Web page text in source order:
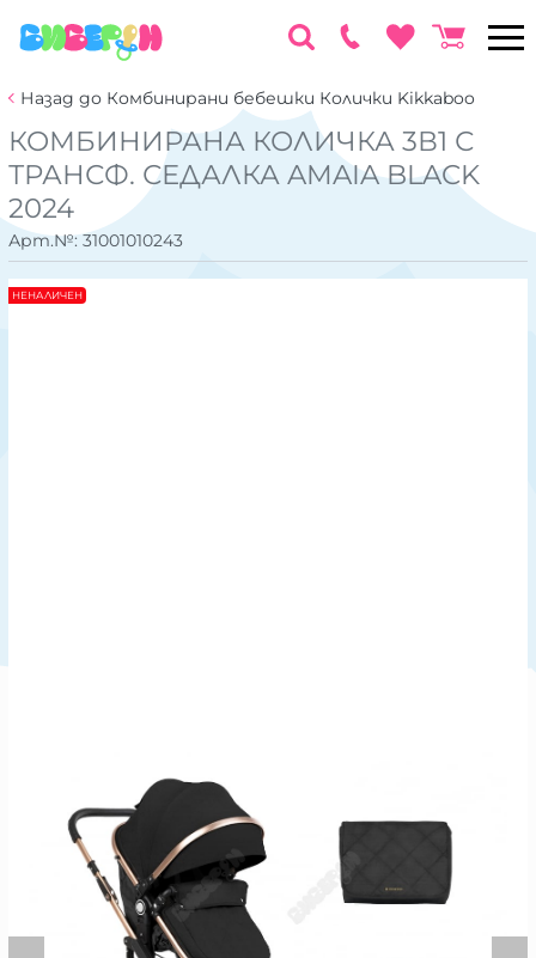
Назад до Комбинирани бебешки Колички Kikkaboo
КОМБИНИРАНА КОЛИЧКА 3В1 С
ТРАНСФ. СЕДАЛКА AMAIA BLACK
2024
Арт.№:31001010243
НЕНАЛИЧЕН